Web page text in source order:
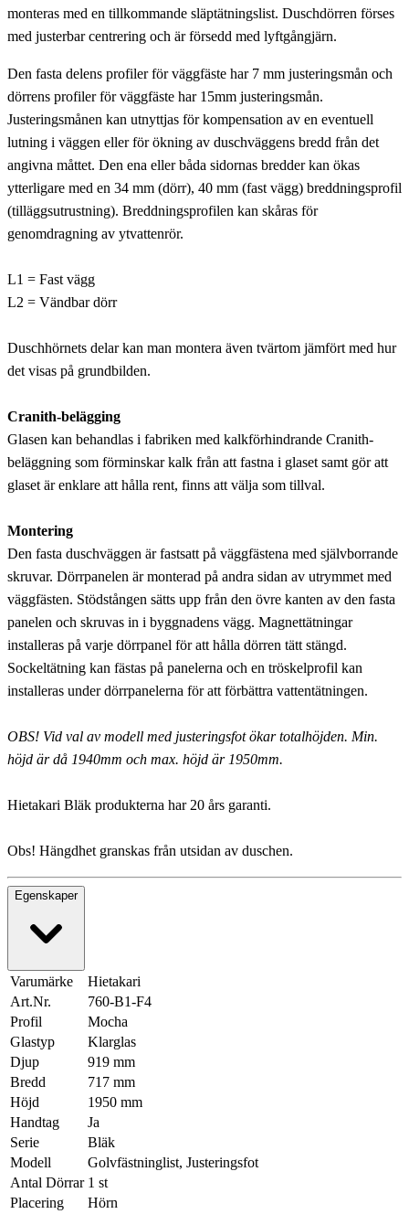
monteras med en tillkommande släptätningslist. Duschdörren förses
med justerbar centrering och är försedd med lyftgångjärn.
Den fasta delens profiler för väggfäste har 7 mm justeringsmån och
dörrens profiler för väggfäste har 15mm justeringsmån.
Justeringsmånen kan utnyttjas för kompensation av en eventuell
lutning i väggen eller för ökning av duschväggens bredd från det
angivna måttet. Den ena eller båda sidornas bredder kan ökas
ytterligare med en 34 mm (dörr), 40 mm (fast vägg) breddningsprofil
(tilläggsutrustning). Breddningsprofilen kan skåras för
genomdragning av ytvattenrör.
L1 = Fast vägg
L2 = Vändbar dörr
Duschhörnets delar kan man montera även tvärtom jämfört med hur
det visas på grundbilden.
Cranith-belägging
Glasen kan behandlas i fabriken med kalkförhindrande Cranith-
beläggning som förminskar kalk från att fastna i glaset samt gör att
glaset är enklare att hålla rent, finns att välja som tillval.
Montering
Den fasta duschväggen är fastsatt på väggfästena med självborrande
skruvar. Dörrpanelen är monterad på andra sidan av utrymmet med
väggfästen. Stödstången sätts upp från den övre kanten av den fasta
panelen och skruvas in i byggnadens vägg. Magnettätningar
installeras på varje dörrpanel för att hålla dörren tätt stängd.
Sockeltätning kan fästas på panelerna och en tröskelprofil kan
installeras under dörrpanelerna för att förbättra vattentätningen.
OBS! Vid val av modell med justeringsfot ökar totalhöjden. Min.
höjd är då 1940mm och max. höjd är 1950mm.
Hietakari Bläk produkterna har 20 års garanti.
Obs! Hängdhet granskas från utsidan av duschen.
Egenskaper
Varumärke
Hietakari
Art.Nr.
760-B1-F4
Profil
Mocha
Glastyp
Klarglas
Djup
919 mm
Bredd
717 mm
Höjd
1950 mm
Handtag
Ja
Serie
Bläk
Modell
Golvfästninglist, Justeringsfot
Antal Dörrar 1 st
Placering
Hörn